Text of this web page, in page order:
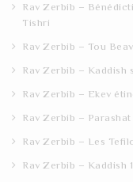
Rav Zerbib –
Tishri
Rav Zerbib – Tou
Rav Zerbib – Kaddish
Rav Zerbib – Ekev
Rav Zerbib –
Rav Zerbib – Les
Rav Zerbib – Kaddish